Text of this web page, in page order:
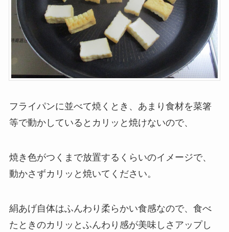
フライパンに並べて焼くとき、あまり食材を菜箸
等で動かしているとカリッと焼けないので、
焼き色がつくまで放置するくらいのイメージで、
動かさずカリッと焼いてください。
絹あげ自体はふんわり柔らかい食感なので、食べ
たときのカリッとふんわり感が美味しさアップし